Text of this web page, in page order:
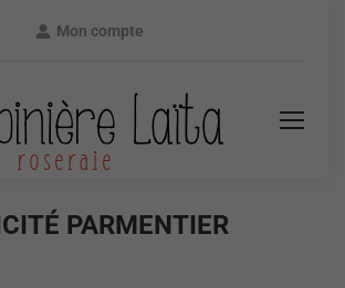
Mon compte
PARMENTIER